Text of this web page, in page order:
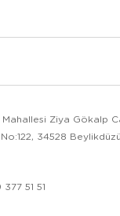
Ziya Gökalp
34528
51 51